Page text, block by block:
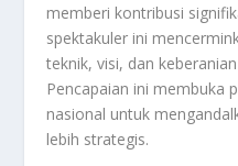
memberi kontribusi
spektakuler ini
teknik, visi, dan
Pencapaian ini membuka
nasional untuk
lebih strategis.